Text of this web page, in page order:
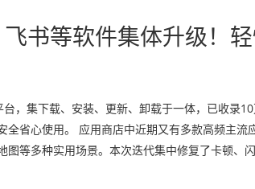
飞书等软件集体升级！
，集下载、安装、更新、卸载于一体，已收录
全省心使用。 应用商店中近期又有多款高频主
图等多种实用场景。本次迭代集中修复了卡顿、